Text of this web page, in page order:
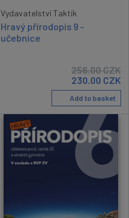
Vydavatelství Taktik
Hravý přírodopis 9 -
učebnice
256.00CZK
230.00 CZK
Add to basket